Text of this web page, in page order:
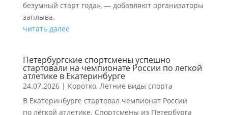
безумный старт года», — добавляют организаторы
заплыва.
читать далее
Петербургские спортсмены успешно
стартовали на чемпионате России по легкой
атлетике в Екатеринбурге
24.07.2026| Коротко, Летние виды спорта
В Екатеринбурге стартовал чемпионат России
по лёгкой атлетике. Спортсмены из Петербурга